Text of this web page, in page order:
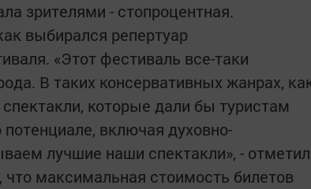
зрителями - стопроцентная.
выбирался репертуар
«Этот фестиваль все-таки
В таких консервативных жанрах,
которые дали бы туристам
включая духовно-
лучшие наши спектакли», - отметил
максимальная стоимость билетов